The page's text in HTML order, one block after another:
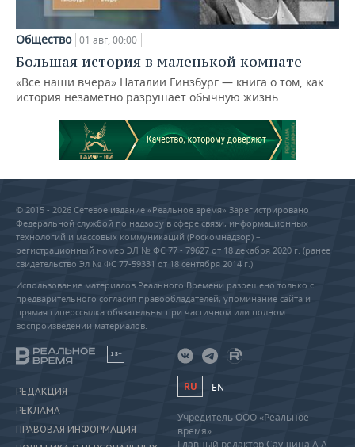
Общество 01 авг, 00:00
Большая история в маленькой комнате
«Все наши вчера» Наталии Гинзбург — книга о том, как
история незаметно разрушает обычную жизнь
© 2015 - 2026 Сетевое издание «Реальное время» Зарегистрировано
Федеральной службой по надзору в сфере связи, информационных
технологий и массовых коммуникаций (Роскомнадзор) –
регистрационный номер ЭЛ № ФС 77 - 79627 от 18 декабря 2020 г. (ранее
свидетельство Эл № ФС 77-59331 от 18 сентября 2014 г.)
Использование материалов Реального Времени разрешено только с
предварительного согласия правообладателей, упоминание сайта и
прямая гиперссылка обязательны при частичном или полном
воспроизведении материалов.
18+
РЕДАКЦИЯ
РЕКЛАМА
ПРАВОВАЯ ИНФОРМАЦИЯ
RU EN
Учредитель ООО «Реальное
время»
Главный редактор Саушина А.А.